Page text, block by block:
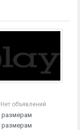
Нет объявлений
размерам
размерам